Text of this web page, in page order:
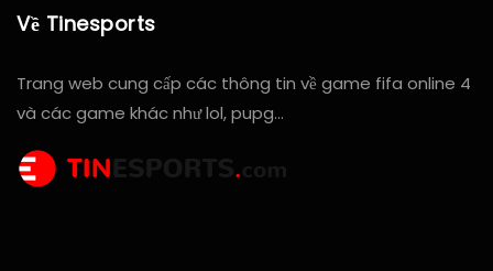
Về Tinesports
Trang web cung cấp các thông tin về game fifa online 4
và các game khác như lol, pupg…